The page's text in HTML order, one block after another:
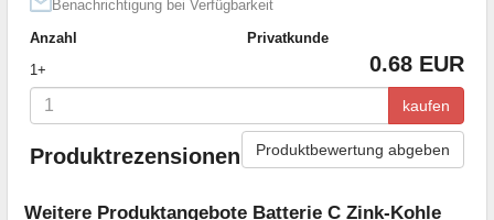
Benachrichtigung bei Verfügbarkeit
Anzahl
Privatkunde
1+
0.68 EUR
kaufen
Produktrezensionen Produktbewertung abgeben
Weitere Produktangebote Batterie C Zink-Kohle